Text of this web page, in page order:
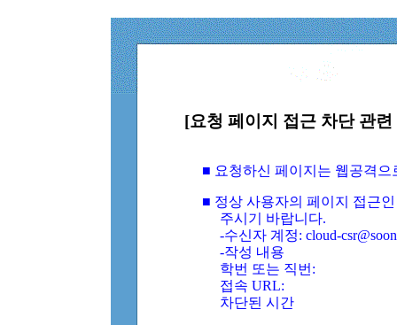
[요청 페이지 접근 차단 관
■ 요청하신 페이지는 웹공격
■ 정상 사용자의 페이지 접근
주시기 바랍니다.
-수신자 계정: cloud-
-작성 내용
학번 또는 직번:
접속 URL:
차단된 시간